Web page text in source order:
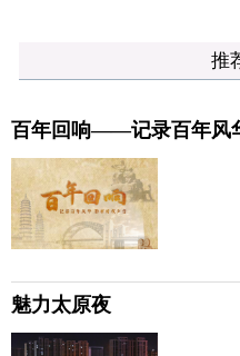
推
百年回响——记录百年风
魅力太原夜